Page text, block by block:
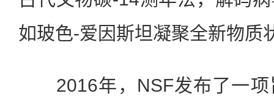
如玻色-爱因斯坦凝聚全新物质
2016年，NSF发布了一项